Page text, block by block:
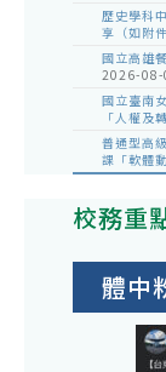
歷史學科
享（如附件
國立高雄
2026-08-
國立臺南
「人權及
普通型高
課「軟體
校務重
體中